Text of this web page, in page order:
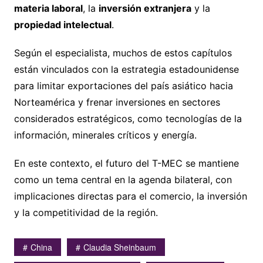
materia laboral, la inversión extranjeray la
propiedad intelectual.
Según el especialista, muchos de estos capítulos
están vinculados con la estrategia estadounidense
para limitar exportaciones del país asiático hacia
Norteamérica y frenar inversiones en sectores
considerados estratégicos, como tecnologías de la
información, minerales críticos y energía.
En este contexto, el futuro del T-MEC se mantiene
como un tema central en la agenda bilateral, con
implicaciones directas para el comercio, la inversión
y la competitividad de la región.
China
Claudia Sheinbaum